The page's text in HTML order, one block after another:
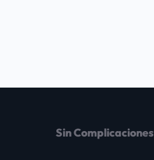
Sin Complicaciones